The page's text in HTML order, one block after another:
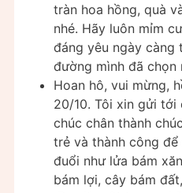
tràn hoa hồng, quà
nhé. Hãy luôn mỉm
đáng yêu ngày càng
đường mình đã chọn
Hoan hô, vui mừng,
20/10. Tôi xin gửi tới
chúc chân thành
trẻ và thành công
đuổi như lửa bám
bám lợi, cây bám